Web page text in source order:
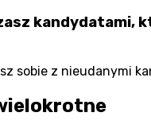
kandydatami,
sobie z nieudanymi